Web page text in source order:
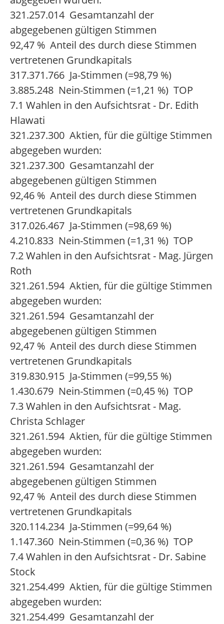
321.257.014 Gesamtanzahl der
abgegebenen gültigen Stimmen
92,47 % Anteil des durch diese Stimmen
vertretenen Grundkapitals
317.371.766 Ja-Stimmen (=98,79 %)
3.885.248 Nein-Stimmen (=1,21 %) TOP
7.1 Wahlen in den Aufsichtsrat - Dr. Edith
Hlawati
321.237.300 Aktien, für die gültige Stimmen
abgegeben wurden:
321.237.300 Gesamtanzahl der
abgegebenen gültigen Stimmen
92,46 % Anteil des durch diese Stimmen
vertretenen Grundkapitals
317.026.467 Ja-Stimmen (=98,69 %)
4.210.833 Nein-Stimmen (=1,31 %) TOP
7.2 Wahlen in den Aufsichtsrat - Mag. Jürgen
Roth
321.261.594 Aktien, für die gültige Stimmen
abgegeben wurden:
321.261.594 Gesamtanzahl der
abgegebenen gültigen Stimmen
92,47 % Anteil des durch diese Stimmen
vertretenen Grundkapitals
319.830.915 Ja-Stimmen (=99,55 %)
1.430.679 Nein-Stimmen (=0,45 %) TOP
7.3 Wahlen in den Aufsichtsrat - Mag.
Christa Schlager
321.261.594 Aktien, für die gültige Stimmen
abgegeben wurden:
321.261.594 Gesamtanzahl der
abgegebenen gültigen Stimmen
92,47 % Anteil des durch diese Stimmen
vertretenen Grundkapitals
320.114.234 Ja-Stimmen (=99,64 %)
1.147.360 Nein-Stimmen (=0,36 %) TOP
7.4 Wahlen in den Aufsichtsrat - Dr. Sabine
Stock
321.254.499 Aktien, für die gültige Stimmen
abgegeben wurden:
321.254.499 Gesamtanzahl der